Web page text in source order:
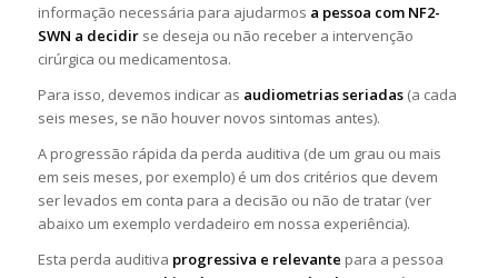
informação necessária para ajudarmos a pessoa com NF2-
SWN a decidirse deseja ou não receber a intervenção
cirúrgica ou medicamentosa.
Para isso, devemos indicar as audiometrias seriadas(a cada
seis meses, se não houver novos sintomas antes).
A progressão rápida da perda auditiva (de um grau ou mais
em seis meses, por exemplo) é um dos critérios que devem
ser levados em conta para a decisão ou não de tratar (ver
abaixo um exemplo verdadeiro em nossa experiência).
Esta perda auditiva progressiva e relevante para a pessoa